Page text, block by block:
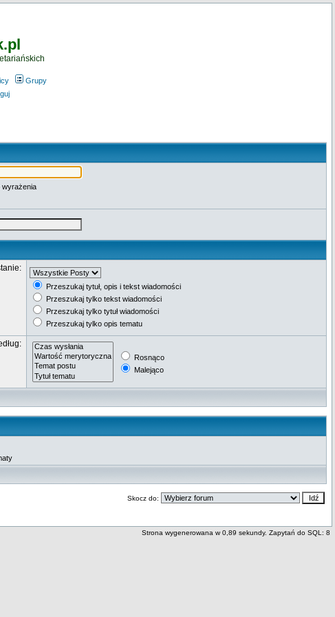
Grupy
wyrażenia
Przeszukaj tytuł, opis i tekst wiadomości
Przeszukaj tylko tekst wiadomości
Przeszukaj tylko tytuł wiadomości
Przeszukaj tylko opis tematu
Rosnąco
Malejąco
Skocz do:
Strona wygenerowana w 0,89 sekundy. Zapytań do SQL: 8